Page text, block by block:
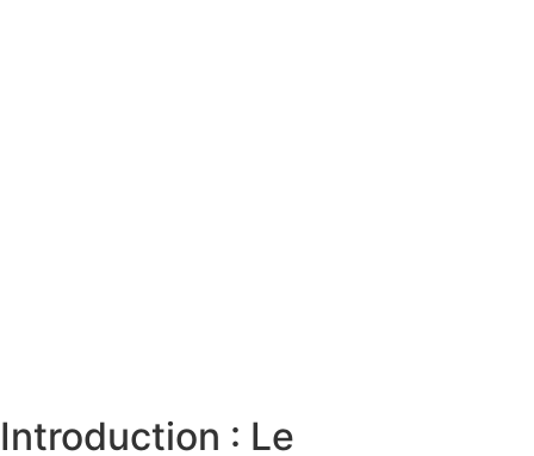
Introduction : Le